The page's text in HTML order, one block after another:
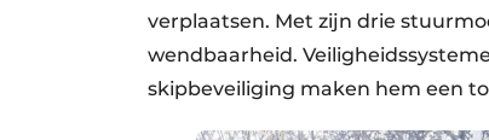
verplaatsen. Met zijn drie
wendbaarheid.
skipbeveiliging maken hem een